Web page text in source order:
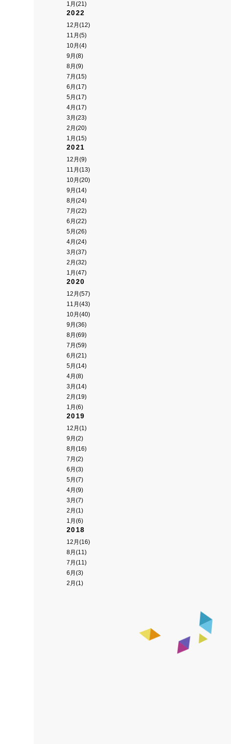
1月(21)
2022
12月(12)
11月(5)
10月(4)
9月(8)
8月(9)
7月(15)
6月(17)
5月(17)
4月(17)
3月(23)
2月(20)
1月(15)
2021
12月(9)
11月(13)
10月(20)
9月(14)
8月(24)
7月(22)
6月(22)
5月(26)
4月(24)
3月(37)
2月(32)
1月(47)
2020
12月(57)
11月(43)
10月(40)
9月(36)
8月(69)
7月(59)
6月(21)
5月(14)
4月(8)
3月(14)
2月(19)
1月(6)
2019
12月(1)
9月(2)
8月(16)
7月(2)
6月(3)
5月(7)
4月(9)
3月(7)
2月(1)
1月(6)
2018
12月(16)
8月(11)
7月(11)
6月(3)
2月(1)